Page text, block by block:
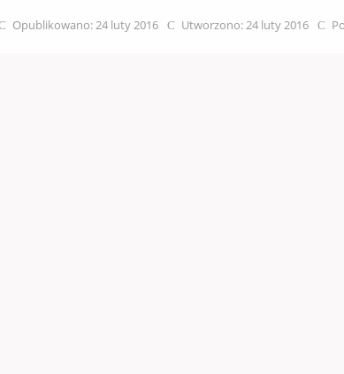
Opublikowano: 24 luty 2016 Utworzono: 24 luty 2016